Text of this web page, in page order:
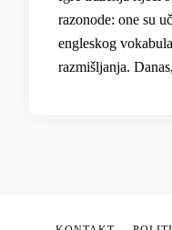
razonode: one su
engleskog
razmišljanja.